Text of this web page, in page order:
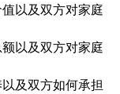
以及双方对家庭
以及双方对家庭
及双方如何承担